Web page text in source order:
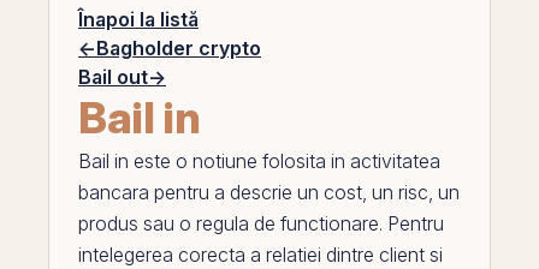
Înapoi la listă
←Bagholder crypto
Bail out→
Bail in
Bail in este o notiune folosita in activitatea
bancara pentru a descrie un cost, un risc, un
produs sau o regula de functionare. Pentru
intelegerea corecta a relatiei dintre client si